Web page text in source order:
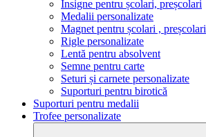
Insigne pentru școlari, preșcolari
Medalii personalizate
Magnet pentru școlari , preșcolari
Rigle personalizate
Lentă pentru absolvent
Semne pentru carte
Seturi și carnete personalizate
Suporturi pentru birotică
Suporturi pentru medalii
Trofee personalizate